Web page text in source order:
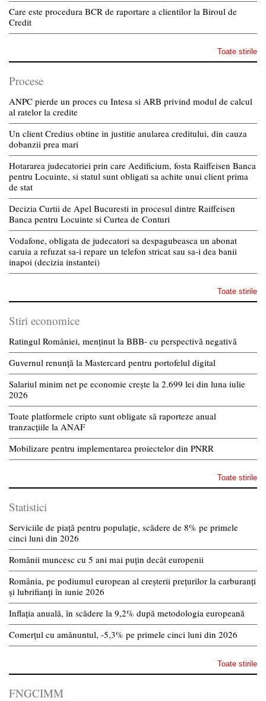
Care este procedura BCR de raportare a clientilor la Biroul de
Credit
Toate stirile
Procese
ANPC pierde un proces cu Intesa si ARB privind modul de calcul
al ratelor la credite
Un client Credius obtine in justitie anularea creditului, din cauza
dobanzii prea mari
Hotararea judecatoriei prin care Aedificium, fosta Raiffeisen Banca
pentru Locuinte, si statul sunt obligati sa achite unui client prima
de stat
Decizia Curtii de Apel Bucuresti in procesul dintre Raiffeisen
Banca pentru Locuinte si Curtea de Conturi
Vodafone, obligata de judecatori sa despagubeasca un abonat
caruia a refuzat sa-i repare un telefon stricat sau sa-i dea banii
inapoi (decizia instantei)
Toate stirile
Stiri economice
Ratingul României, menținut la BBB- cu perspectivă negativă
Guvernul renunță la Mastercard pentru portofelul digital
Salariul minim net pe economie crește la 2.699 lei din luna iulie
2026
Toate platformele cripto sunt obligate să raporteze anual
tranzacțiile la ANAF
Mobilizare pentru implementarea proiectelor din PNRR
Toate stirile
Statistici
Serviciile de piață pentru populație, scădere de 8% pe primele
cinci luni din 2026
Românii muncesc cu 5 ani mai puțin decât europenii
România, pe podiumul european al creșterii prețurilor la carburanți
și lubrifianți în iunie 2026
Inflația anuală, în scădere la 9,2% după metodologia europeană
Comerțul cu amănuntul, -5,3% pe primele cinci luni din 2026
Toate stirile
FNGCIMM